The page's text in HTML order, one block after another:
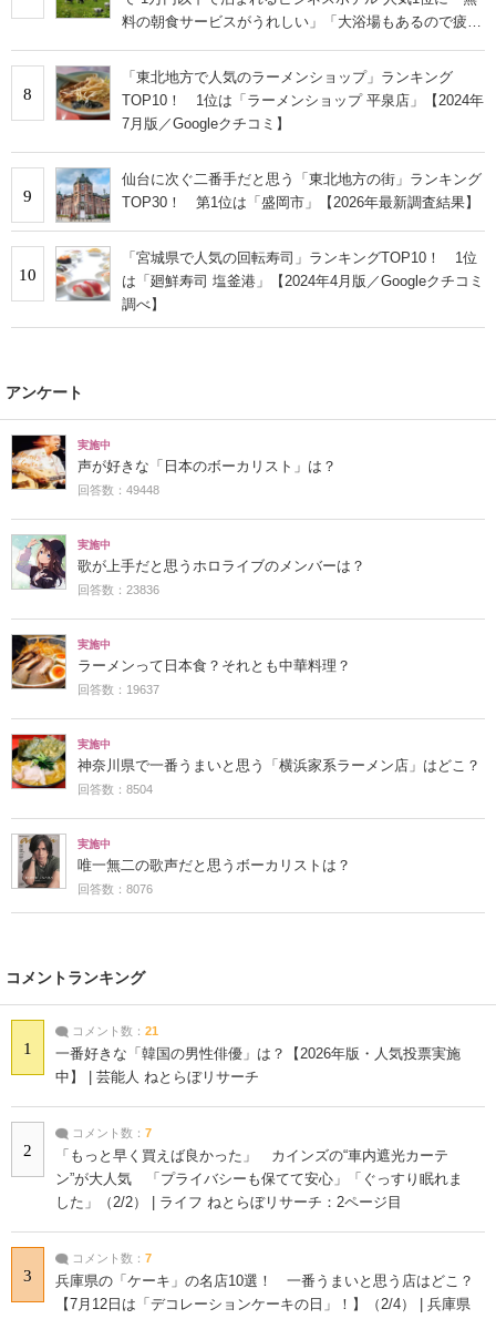
料の朝食サービスがうれしい」「大浴場もあるので疲れ
8
「東北地方で人気のラーメンショップ」ランキング
TOP10！ 1位は「ラーメンショップ 平泉店」【2024年
7月版／Googleクチコミ】
9
仙台に次ぐ二番手だと思う「東北地方の街」ランキング
TOP30！ 第1位は「盛岡市」【2026年最新調査結果】
10
「宮城県で人気の回転寿司」ランキングTOP10！ 1位
は「廻鮮寿司 塩釜港」【2024年4月版／Googleクチコミ
調べ】
アンケート
実施中
声が好きな「日本のボーカリスト」は？
回答数：49448
実施中
歌が上手だと思うホロライブのメンバーは？
回答数：23836
実施中
ラーメンって日本食？それとも中華料理？
回答数：19637
実施中
神奈川県で一番うまいと思う「横浜家系ラーメン店」はどこ？
回答数：8504
実施中
唯一無二の歌声だと思うボーカリストは？
回答数：8076
コメントランキング
1
コメント数： 21
一番好きな「韓国の男性俳優」は？【2026年版・人気投票実施
中】 | 芸能人 ねとらぼリサーチ
2
コメント数： 7
「もっと早く買えば良かった」 カインズの“車内遮光カーテ
ン”が大人気 「プライバシーも保てて安心」「ぐっすり眠れま
した」（2/2） | ライフ ねとらぼリサーチ：2ページ目
3
コメント数： 7
兵庫県の「ケーキ」の名店10選！ 一番うまいと思う店はどこ？
【7月12日は「デコレーションケーキの日」！】（2/4） | 兵庫県